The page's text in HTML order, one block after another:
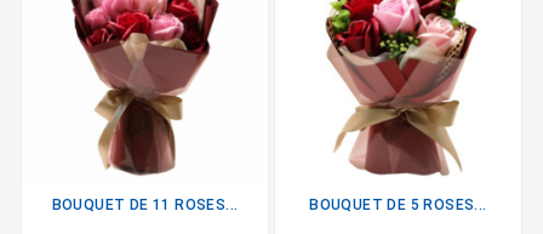
BOUQUET DE 11 ROSES... BOUQUET DE 5 ROSES...